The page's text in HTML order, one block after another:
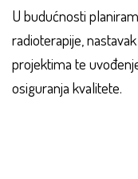
U budućnosti
radioterapije,
projektima te
osiguranja kvalitete.